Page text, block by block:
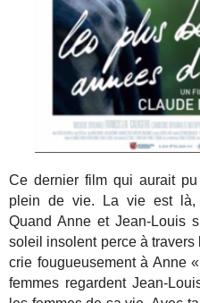
Ce dernier film qui aurait
plein de vie. La vie est là,
Quand Anne et Jean-Louis
soleil insolent perce à
crie fougueusement à Anne
femmes regardent Jean-